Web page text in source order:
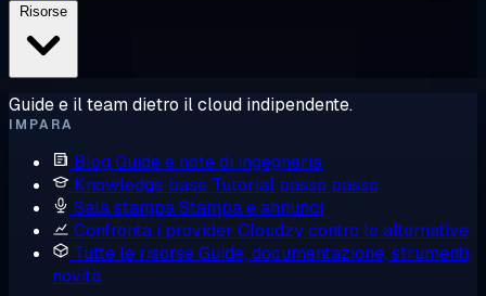
Guide e il team dietro il cloud indipendente.
IMPARA
Blog Guide e note di ingegneria
Knowledge base Tutorial passo passo
Sala stampaStampa e annunci
Confronta i provider Cloudzy contro le alternative
Tutte le risorseGuide, documentazione, strumenti,
novità